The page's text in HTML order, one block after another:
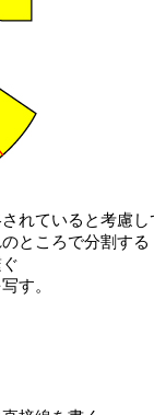
れていると考慮し
ところで分割する
す。